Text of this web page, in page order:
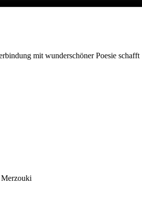
mit wunderschöner Poesie schafft